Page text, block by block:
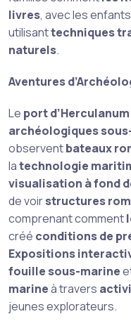
livres, avec les
utilisanttechniques
naturels.
Aventures
Le port d’Herculanum
archéologiques
observentbateaux
latechnologie
visualisation à fond
de voirstructures
comprenant comment
créé conditions de
Expositions
fouille sous-marine
marineà travers
jeunes explorateurs.